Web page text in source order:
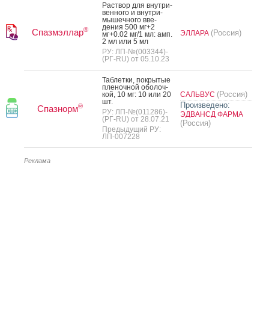
Спазмэллар®
Рас­твор для внут­ри­
вен­но­го и внут­ри­
мышеч­но­го вве­
дения 500 мг+2
мг+0.02 мг/1 мл: амп.
2 мл или 5 мл
РУ: ЛП-№(003344)-
(РГ-RU) от 05.10.23
ЭЛЛАРА (Россия)
Спазнорм®
Таб­летки, пок­ры­тые
пле­ноч­ной обо­лоч­
кой, 10 мг: 10 или 20
шт.
РУ: ЛП-№(011286)-
(РГ-RU) от 28.07.21
Предыдущий РУ:
ЛП-007228
САЛЬВУС (Россия)
Произведено:
ЭДВАНСД ФАРМА
(Россия)
Реклама